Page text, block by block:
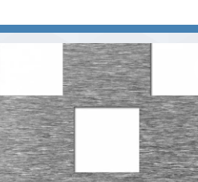
Al 99,5 % hh)